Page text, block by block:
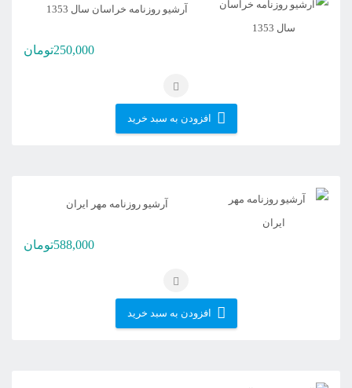
آرشیو روزنامه خراسان سال 1353
250,000تومان
افزودن به سبد خرید
آرشیو روزنامه مهر ایران
588,000تومان
افزودن به سبد خرید